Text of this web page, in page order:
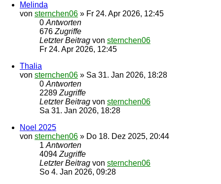
Melinda
von sternchen06 » Fr 24. Apr 2026, 12:45
0 Antworten
676 Zugriffe
Letzter Beitrag von sternchen06
Fr 24. Apr 2026, 12:45
Thalia
von sternchen06 » Sa 31. Jan 2026, 18:28
0 Antworten
2289 Zugriffe
Letzter Beitrag von sternchen06
Sa 31. Jan 2026, 18:28
Noel 2025
von sternchen06 » Do 18. Dez 2025, 20:44
1 Antworten
4094 Zugriffe
Letzter Beitrag von sternchen06
So 4. Jan 2026, 09:28